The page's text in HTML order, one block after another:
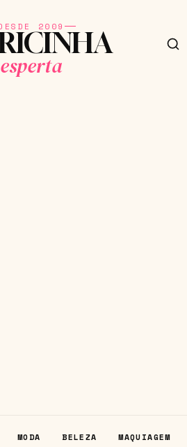
2009
esperta
MODA BELEZA MAQUIAGEM